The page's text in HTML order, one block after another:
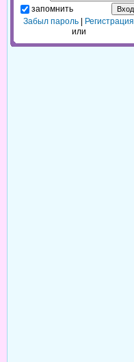
запомнить
Забыл пароль
Регистрация
или